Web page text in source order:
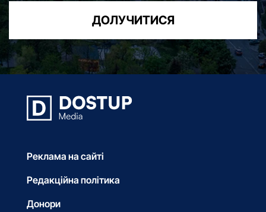
ДОЛУЧИТИСЯ
Реклама на сайті
Редакційна політика
Донори